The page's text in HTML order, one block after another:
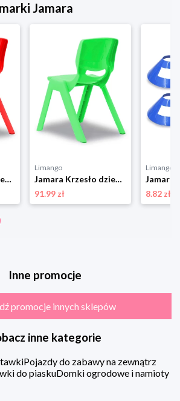
Jamara
Jamara Krzesło dziecięce "Smiley" w kolorze czerwonym - 3+ rozmiar: onesize
Limango
Jamara Krzesło dziecięce "Smiley" w kolorze zielonym - 3+ rozmiar: onesize
91.99 zł
Limango
8.82 zł
Inne promocje
promocje innych sklepów
inne kategorie
Pojazdy do zabawy na zewnątrz
do piaskuDomki ogrodowe i namioty